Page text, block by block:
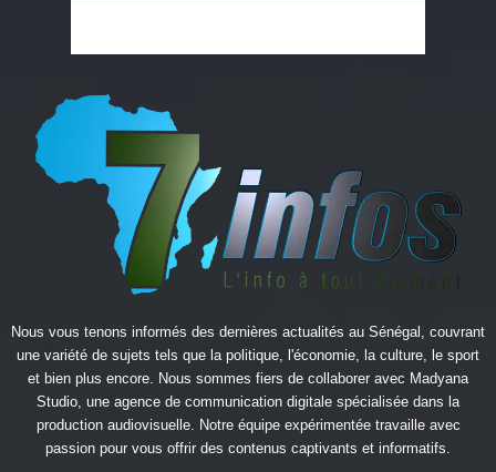
Nous vous tenons informés des dernières actualités au Sénégal, couvrant
une variété de sujets tels que la politique, l'économie, la culture, le sport
et bien plus encore. Nous sommes fiers de collaborer avec Madyana
Studio, une agence de communication digitale spécialisée dans la
production audiovisuelle. Notre équipe expérimentée travaille avec
passion pour vous offrir des contenus captivants et informatifs.